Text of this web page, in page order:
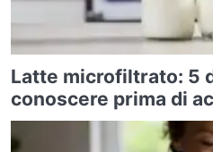
Latte microfiltrato: 5
conoscere prima di